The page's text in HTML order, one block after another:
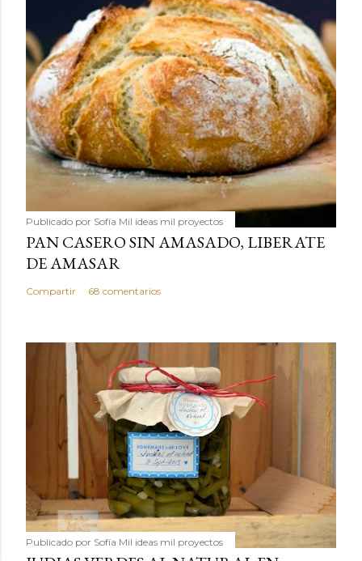
Publicado por Sofía Mil ideas mil proyectos
PAN CASERO SIN AMASADO, LIBERATE
DE AMASAR
Compartir 68 comentarios
Publicado por Sofía Mil ideas mil proyectos